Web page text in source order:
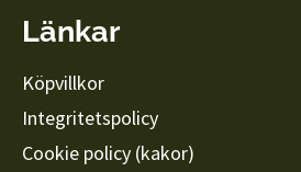
Länkar
Köpvillkor
Integritetspolicy
Cookie policy (kakor)